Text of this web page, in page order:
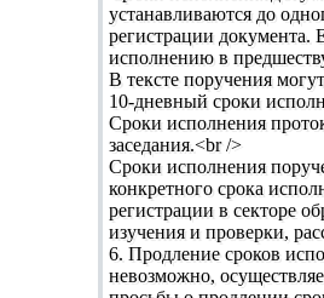
устанавливаются до
регистрации документа.
исполнению в
В тексте поручения
10-дневный сроки
Сроки исполнения
заседания.<br />
Сроки исполнения
конкретного срока
регистрации в секторе
изучения и проверки,
6. Продление сроков
невозможно,